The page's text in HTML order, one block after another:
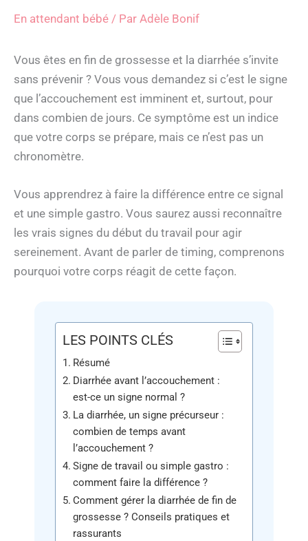
En attendant bébé / Par Adèle Bonif
Vous êtes en fin de grossesse et la diarrhée s’invite
sans prévenir ? Vous vous demandez si c’est le signe
que l’accouchement est imminent et, surtout, pour
dans combien de jours. Ce symptôme est un indice
que votre corps se prépare, mais ce n’est pas un
chronomètre.
Vous apprendrez à faire la différence entre ce signal
et une simple gastro. Vous saurez aussi reconnaître
les vrais signes du début du travail pour agir
sereinement. Avant de parler de timing, comprenons
pourquoi votre corps réagit de cette façon.
LES POINTS CLÉS
Résumé
Diarrhée avant l’accouchement :
est-ce un signe normal ?
La diarrhée, un signe précurseur :
combien de temps avant
l’accouchement ?
Signe de travail ou simple gastro :
comment faire la différence ?
Comment gérer la diarrhée de fin de
grossesse ? Conseils pratiques et
rassurants